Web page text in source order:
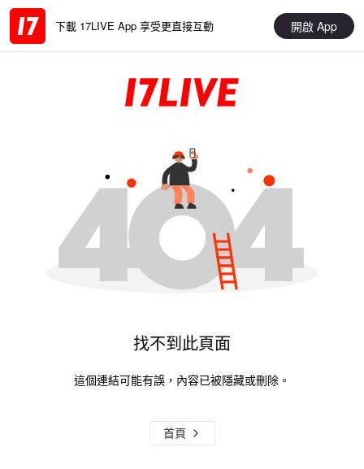
下載 17LIVE App 享受更直接互動 開啟 App
找不到此頁面
這個連結可能有誤，內容已被隱藏或刪除。
首頁